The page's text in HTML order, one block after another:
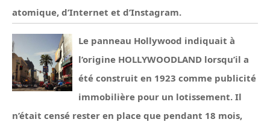
atomique, d’Internet et d’Instagram.
Le panneau Hollywood indiquait à
l’origine HOLLYWOODLAND lorsqu’il a
été construit en 1923 comme publicité
immobilière pour un lotissement. Il
n’était censé rester en place que pendant 18 mois,